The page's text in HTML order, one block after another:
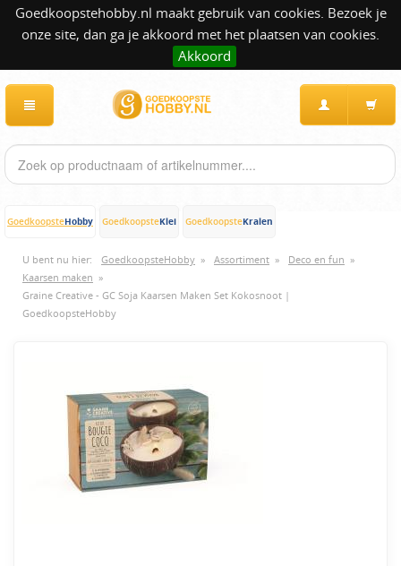
Goedkoopstehobby.nl maakt gebruik van cookies. Bezoek je
onze site, dan ga je akkoord met het plaatsen van cookies.
Akkoord
GoedkoopsteHobby GoedkoopsteKlei GoedkoopsteKralen
U bent nu hier: GoedkoopsteHobby » Assortiment » Deco en fun »
Kaarsen maken »
Graine Creative - GC Soja Kaarsen Maken Set Kokosnoot |
GoedkoopsteHobby